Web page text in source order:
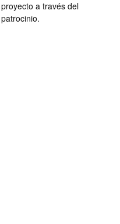
proyecto a través del
patrocinio.